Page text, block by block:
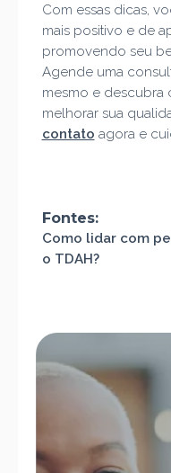
Com essas dicas,
mais positivo e de
promovendo seu
Agende uma
mesmo e descubra
melhorar sua
contato agora e
Fontes:
Como lidar com
o TDAH?